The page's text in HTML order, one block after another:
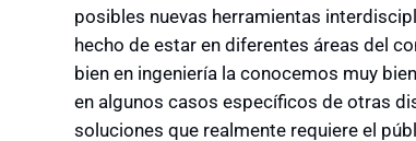
posibles nuevas herramientas
hecho de estar en diferentes áreas del
bien en ingeniería la conocemos muy
en algunos casos específicos de otras
soluciones que realmente requiere el